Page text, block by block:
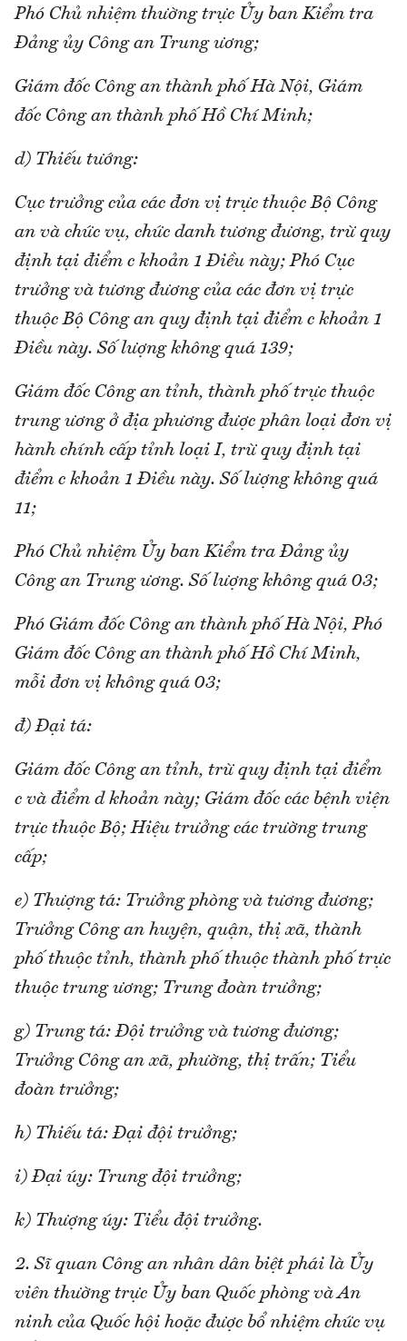
Phó Chủ nhiệm thường trực Ủy ban Kiểm tra
Đảng ủy Công an Trung ương;
Giám đốc Công an thành phố Hà Nội, Giám
đốc Công an thành phố Hồ Chí Minh;
d) Thiếu tướng:
Cục trưởng của các đơn vị trực thuộc Bộ Công
an và chức vụ, chức danh tương đương, trừ quy
định tại điểm c khoản 1 Điều này; Phó Cục
trưởng và tương đương của các đơn vị trực
thuộc Bộ Công an quy định tại điểm c khoản 1
Điều này. Số lượng không quá 139;
Giám đốc Công an tỉnh, thành phố trực thuộc
trung ương ở địa phương được phân loại đơn vị
hành chính cấp tỉnh loại I, trừ quy định tại
điểm c khoản 1 Điều này. Số lượng không quá
11;
Phó Chủ nhiệm Ủy ban Kiểm tra Đảng ủy
Công an Trung ương. Số lượng không quá 03;
Phó Giám đốc Công an thành phố Hà Nội, Phó
Giám đốc Công an thành phố Hồ Chí Minh,
mỗi đơn vị không quá 03;
đ) Đại tá:
Giám đốc Công an tỉnh, trừ quy định tại điểm
c và điểm d khoản này; Giám đốc các bệnh viện
trực thuộc Bộ; Hiệu trưởng các trường trung
cấp;
e) Thượng tá: Trưởng phòng và tương đương;
Trưởng Công an huyện, quận, thị xã, thành
phố thuộc tỉnh, thành phố thuộc thành phố trực
thuộc trung ương; Trung đoàn trưởng;
g) Trung tá: Đội trưởng và tương đương;
Trưởng Công an xã, phường, thị trấn; Tiểu
đoàn trưởng;
h) Thiếu tá: Đại đội trưởng;
i) Đại úy: Trung đội trưởng;
k) Thượng úy: Tiểu đội trưởng.
2. Sĩ quan Công an nhân dân biệt phái là Ủy
viên thường trực Ủy ban Quốc phòng và An
ninh của Quốc hội hoặc được bổ nhiệm chức vụ